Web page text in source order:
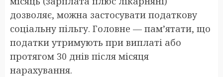
дозволяє, можна застосувати податкову
соціальну пільгу. Головне — пам’ятати, що
податки утримують при виплаті або
протягом 30 днів після місяця
нарахування.